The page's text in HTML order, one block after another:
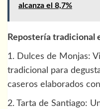
alcanza el 8,7%
Repostería tradicional
1. Dulces de Monjas:
tradicional para
caseros elaborados
2. Tarta de Santiago: